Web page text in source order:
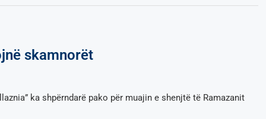
skamnorët
ka shpërndarë pako për muajin e shenjtë të Ramazanit